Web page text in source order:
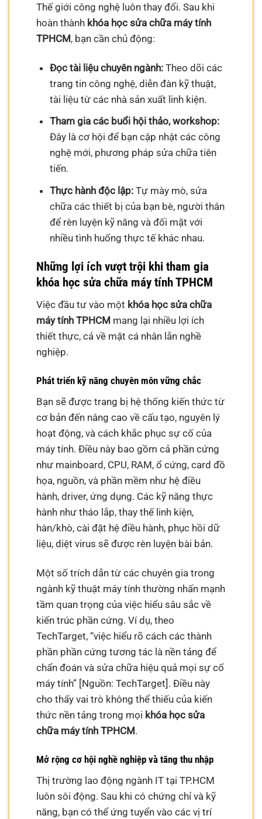
Thế giới công nghệ luôn thay đổi. Sau khi
hoàn thành khóa học sửa chữa máy tính
TPHCM, bạn cần chủ động:
Đọc tài liệu chuyên ngành:Theo dõi các
trang tin công nghệ, diễn đàn kỹ thuật,
tài liệu từ các nhà sản xuất linh kiện.
Tham gia các buổi hội thảo, workshop:
Đây là cơ hội để bạn cập nhật các công
nghệ mới, phương pháp sửa chữa tiên
tiến.
Thực hành độc lập:Tự mày mò, sửa
chữa các thiết bị của bạn bè, người thân
để rèn luyện kỹ năng và đối mặt với
nhiều tình huống thực tế khác nhau.
Những lợi ích vượt trội khi tham gia
khóa học sửa chữa máy tính TPHCM
Việc đầu tư vào một khóa học sửa chữa
máy tính TPHCM mang lại nhiều lợi ích
thiết thực, cả về mặt cá nhân lẫn nghề
nghiệp.
Phát triển kỹ năng chuyên môn vững chắc
Bạn sẽ được trang bị hệ thống kiến thức từ
cơ bản đến nâng cao về cấu tạo, nguyên lý
hoạt động, và cách khắc phục sự cố của
máy tính. Điều này bao gồm cả phần cứng
như mainboard, CPU, RAM, ổ cứng, card đồ
họa, nguồn, và phần mềm như hệ điều
hành, driver, ứng dụng. Các kỹ năng thực
hành như tháo lắp, thay thế linh kiện,
hàn/khò, cài đặt hệ điều hành, phục hồi dữ
liệu, diệt virus sẽ được rèn luyện bài bản.
Một số trích dẫn từ các chuyên gia trong
ngành kỹ thuật máy tính thường nhấn mạnh
tầm quan trọng của việc hiểu sâu sắc về
kiến trúc phần cứng. Ví dụ, theo
TechTarget, “việc hiểu rõ cách các thành
phần phần cứng tương tác là nền tảng để
chẩn đoán và sửa chữa hiệu quả mọi sự cố
máy tính” [Nguồn: TechTarget]. Điều này
cho thấy vai trò không thể thiếu của kiến
thức nền tảng trong mọi khóa học sửa
chữa máy tính TPHCM.
Mở rộng cơ hội nghề nghiệp và tăng thu nhập
Thị trường lao động ngành IT tại TP.HCM
luôn sôi động. Sau khi có chứng chỉ và kỹ
năng, bạn có thể ứng tuyển vào các vị trí